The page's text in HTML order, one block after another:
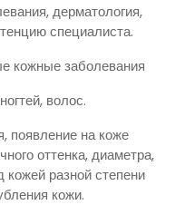
дерматология,
специалиста.
кожные заболевания
волос.
появление на коже
оттенка, диаметра,
разной степени
кожи.